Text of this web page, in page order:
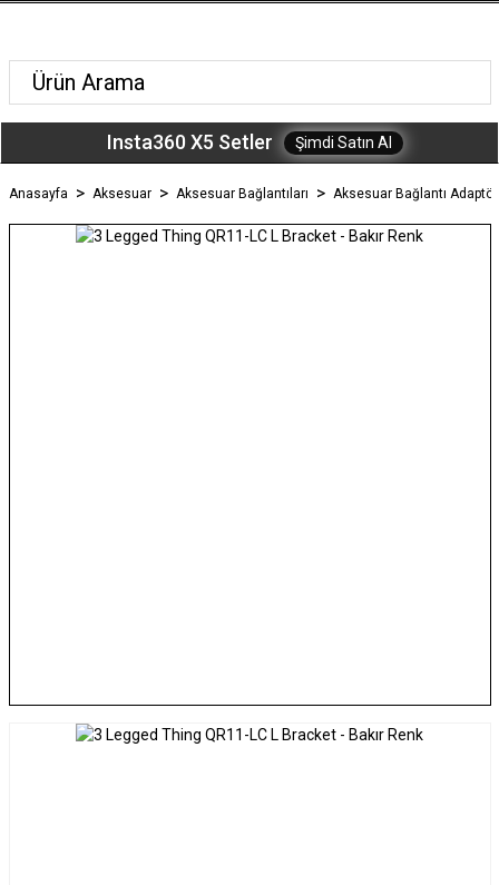
Insta360 X5 Setler Şimdi Satın Al
Anasayfa Aksesuar Aksesuar Bağlantıları Aksesuar Bağlantı